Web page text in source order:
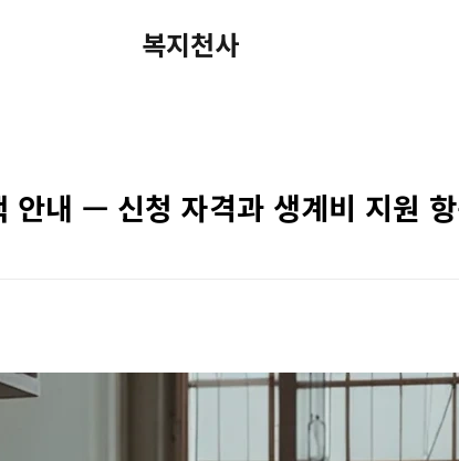
복지천사
안내 — 신청 자격과 생계비 지원